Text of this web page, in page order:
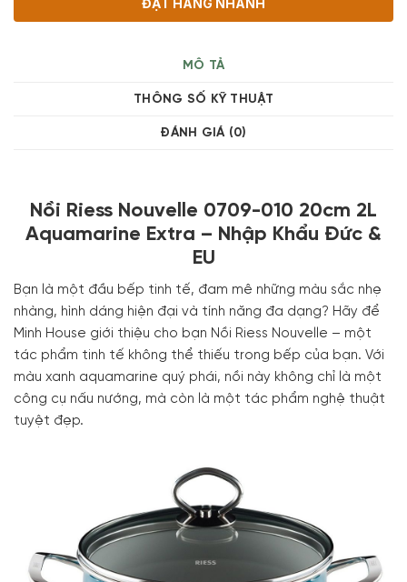
MÔ TẢ
THÔNG SỐ KỸ THUẬT
ĐÁNH GIÁ (0)
Nồi Riess Nouvelle 0709-010 20cm 2L
Aquamarine Extra – Nhập Khẩu Đức &
EU
Bạn là một đầu bếp tinh tế, đam mê những màu sắc nhẹ
nhàng, hình dáng hiện đại và tính năng đa dạng? Hãy để
Minh House giới thiệu cho bạn Nồi Riess Nouvelle – một
tác phẩm tinh tế không thể thiếu trong bếp của bạn. Với
màu xanh aquamarine quý phái, nồi này không chỉ là một
công cụ nấu nướng, mà còn là một tác phẩm nghệ thuật
tuyệt đẹp.